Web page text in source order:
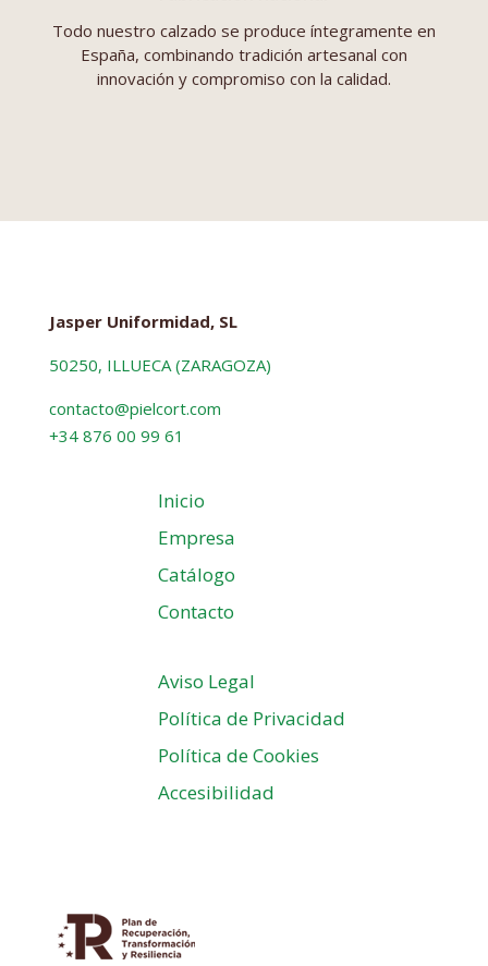
Todo nuestro calzado se produce íntegramente en
España, combinando tradición artesanal con
innovación y compromiso con la calidad.
Jasper Uniformidad, SL
50250, ILLUECA (ZARAGOZA)
contacto@pielcort.com
+34 876 00 99 61
Inicio
Empresa
Catálogo
Contacto
Aviso Legal
Política de Privacidad
Política de Cookies
Accesibilidad